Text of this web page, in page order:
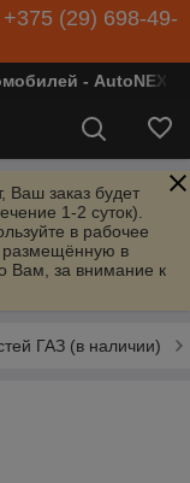
(29) 698-49-
- AutoNEXT
Ваш заказ будет
1-2 суток).
в рабочее
размещённую в
Вам, за внимание к
ГАЗ (в наличии)